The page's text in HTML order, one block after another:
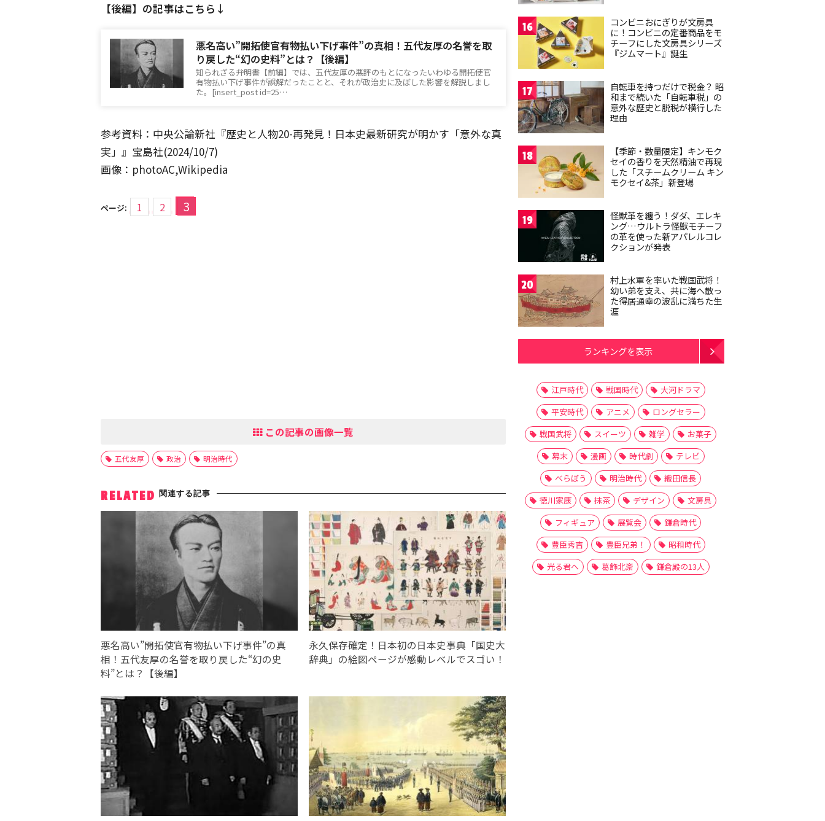
【後編】の記事はこちら↓
悪名高い”開拓使官有物払い下げ事件”の真相！五代友厚の名誉を取
り戻した“幻の史料”とは？【後編】
知られざる弁明書【前編】では、五代友厚の悪評のもとになったいわゆる開拓使官
有物払い下げ事件が誤解だったことと、それが政治史に及ぼした影響を解説しまし
た。[insert_post id=25…
参考資料：中央公論新社『歴史と人物20-再発見！日本史最新研究が明かす「意外な真
実」』宝島社(2024/10/7)
画像：photoAC,Wikipedia
ページ: 1 2 3
この記事の画像一覧
五代友厚 政治 明治時代
RELATED 関連する記事
悪名高い”開拓使官有物払い下げ事件”の真
相！五代友厚の名誉を取り戻した“幻の史
料”とは？【後編】
永久保存確定！日本初の日本史事典「国史大
辞典」の絵図ページが感動レベルでスゴい！
16
コンビニおにぎりが文房具
に！コンビニの定番商品をモ
チーフにした文房具シリーズ
『ジムマート』誕生
17
自転車を持つだけで税金？ 昭
和まで続いた「自転車税」の
意外な歴史と脱税が横行した
理由
18
【季節・数量限定】キンモク
セイの香りを天然精油で再現
した「スチームクリーム キン
モクセイ&茶」新登場
19
怪獣革を纏う！ダダ、エレキ
ング…ウルトラ怪獣モチーフ
の革を使った新アパレルコレ
クションが発表
20
村上水軍を率いた戦国武将！
幼い弟を支え、共に海へ散っ
た得居通幸の波乱に満ちた生
涯
ランキングを表示
江戸時代 戦国時代
大河ドラマ
平安時代
アニメ
ロングセラー
戦国武将
スイーツ 雑学
お菓子
幕末
漫画 時代劇
テレビ
べらぼう
明治時代
織田信長
徳川家康
抹茶 デザイン
文房具
フィギュア
展覧会
鎌倉時代
豊臣秀吉
豊臣兄弟！
昭和時代
光る君へ
葛飾北斎 鎌倉殿の13人